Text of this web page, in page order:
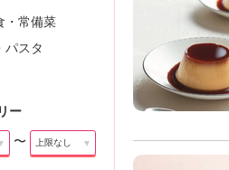
・常備菜
パスタ
ー
〜 ▼